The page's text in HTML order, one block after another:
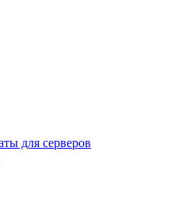
для серверов